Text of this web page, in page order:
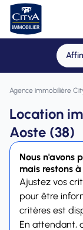
Agence immobilière
Location
Aoste (38)
Nous n'avons
mais restons
Ajustez vos
pour être
critères est
En attendant,